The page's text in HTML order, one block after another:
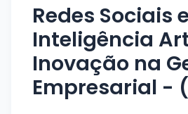
Redes Sociais e
Inteligência
Inovação na
Empresarial -